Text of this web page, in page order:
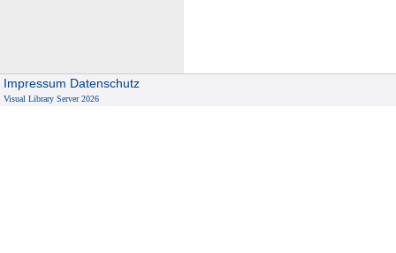
Impressum Datenschutz
Visual Library Server 2026